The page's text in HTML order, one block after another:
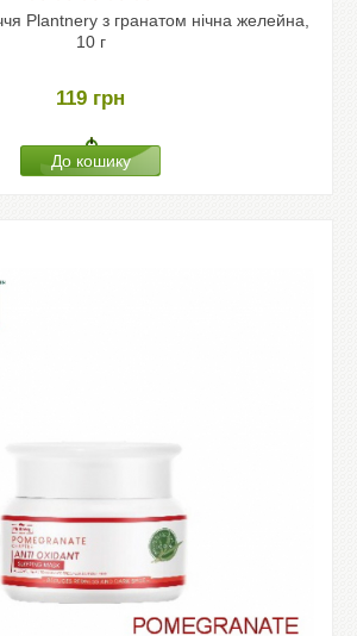
Plantnery з гранатом нічна желейна,
10 г
119 грн